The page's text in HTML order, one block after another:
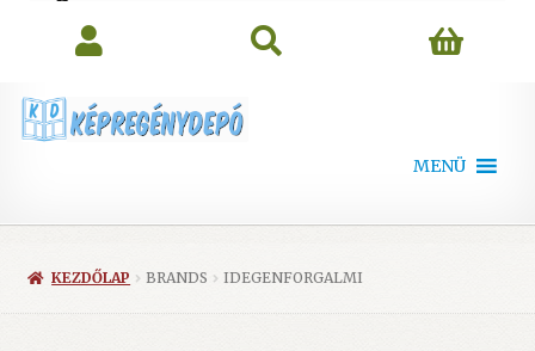
MENÜ
KEZDŐLAP BRANDS IDEGENFORGALMI